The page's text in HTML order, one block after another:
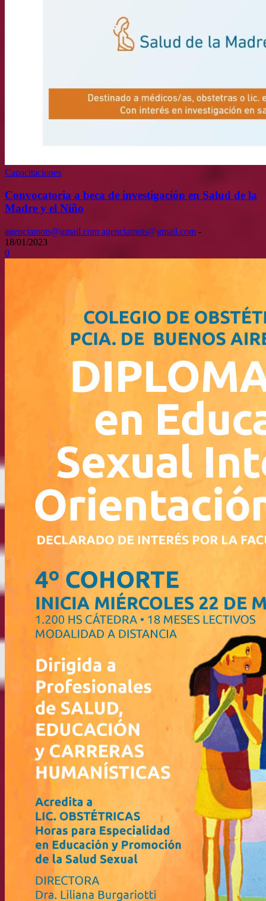
Capacitaciones
Convocatoria a beca de investigación en Salud de la
Madre y el Niño
agenciamots@gmail.com agenciamots@gmail.com -
18/01/2023
0